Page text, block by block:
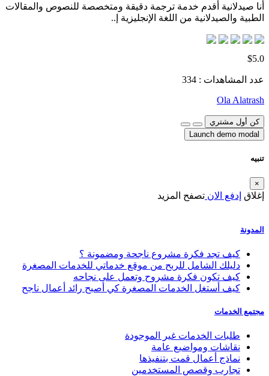
أنا صيدلانية أقدم خدمة ترجمة دقيقة ومتخصصة للنصوص والمقالات
الطبية والصيدلانية من اللغة الإنجليزية إ..
$5.0
عدد المشاهدات : 334
Ola Alatrash
كن أول مشتري
Launch demo modal
تنبيه
×
إغلاق إدفع الان تصفح المزيد
المدونة
كيف تجد فكرة مشروع ناجحة ومضمونة ؟
دليلك الشامل للربح من موقع خدماتي للخدمات المصغرة
كيف تكون فكرة مشروح وتعمل على نجاحه
كيف أستغل الخدمات المصغرة كي أصبح رائد أعمال ناجح
مجتمع الخدمات
طلبات الخدمات غير الموجودة
نقاشات ومواضيع عامة
نماذج أعمال قمت بتنفيذها
تجارب وقصص المستخدمين